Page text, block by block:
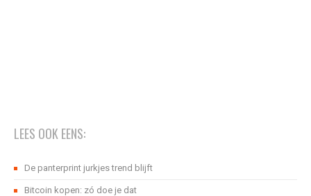
LEES OOK EENS:
De panterprint jurkjes trend blijft
Bitcoin kopen: zó doe je dat